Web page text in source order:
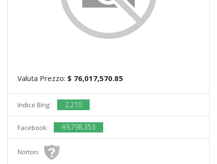
Valuta Prezzo: $ 76,017,570.85
Indice Bing: 2,210
Facebook: 49,798,353
Norton: